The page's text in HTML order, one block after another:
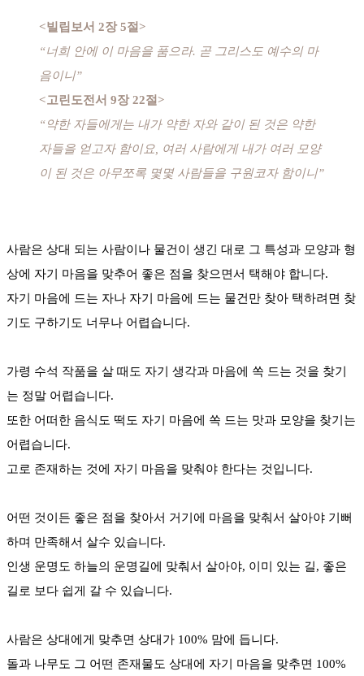
<빌립보서 2장 5절>
“너희 안에 이 마음을 품으라. 곧 그리스도 예수의 마
음이니”
<고린도전서 9장 22절>
“약한 자들에게는 내가 약한 자와 같이 된 것은 약한
자들을 얻고자 함이요, 여러 사람에게 내가 여러 모양
이 된 것은 아무쪼록 몇몇 사람들을 구원코자 함이니”
사람은 상대 되는 사람이나 물건이 생긴 대로 그 특성과 모양과 형
상에 자기 마음을 맞추어 좋은 점을 찾으면서 택해야 합니다.
자기 마음에 드는 자나 자기 마음에 드는 물건만 찾아 택하려면 찾
기도 구하기도 너무나 어렵습니다.
가령 수석 작품을 살 때도 자기 생각과 마음에 쏙 드는 것을 찾기
는 정말 어렵습니다.
또한 어떠한 음식도 떡도 자기 마음에 쏙 드는 맛과 모양을 찾기는
어렵습니다.
고로 존재하는 것에 자기 마음을 맞춰야 한다는 것입니다.
어떤 것이든 좋은 점을 찾아서 거기에 마음을 맞춰서 살아야 기뻐
하며 만족해서 살수 있습니다.
인생 운명도 하늘의 운명길에 맞춰서 살아야, 이미 있는 길, 좋은
길로 보다 쉽게 갈 수 있습니다.
사람은 상대에게 맞추면 상대가 100% 맘에 듭니다.
돌과 나무도 그 어떤 존재물도 상대에 자기 마음을 맞추면 100%